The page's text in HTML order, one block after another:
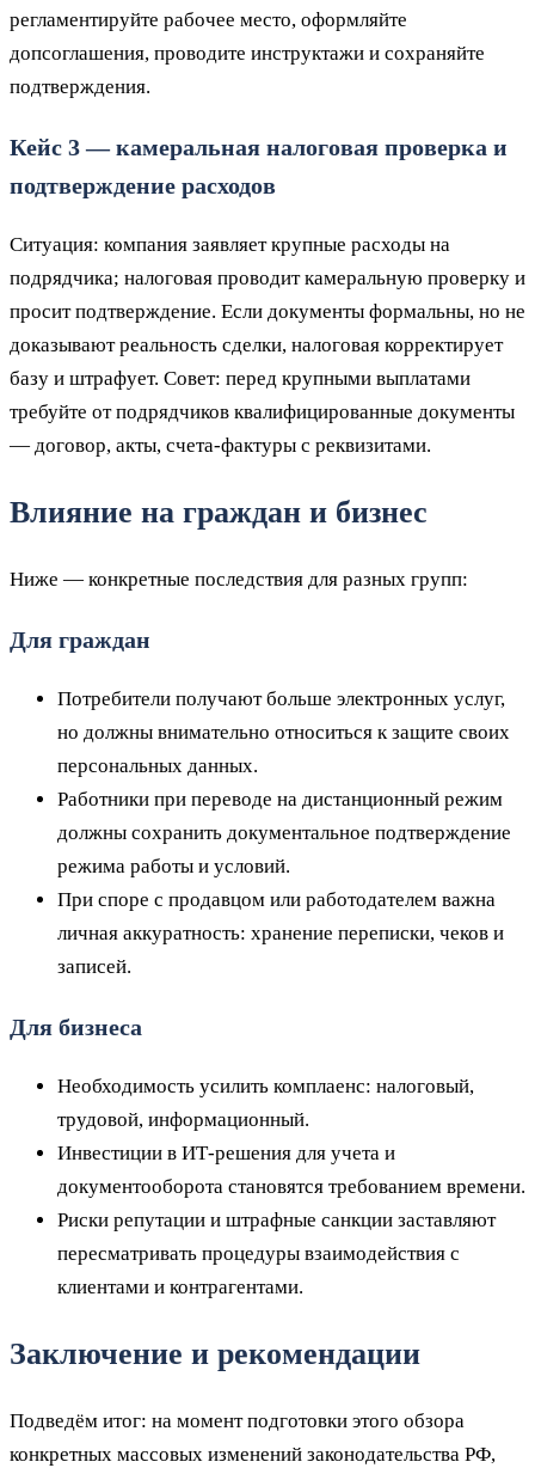
регламентируйте рабочее место, оформляйте
допсоглашения, проводите инструктажи и сохраняйте
подтверждения.
Кейс 3 — камеральная налоговая проверка и
подтверждение расходов
Ситуация: компания заявляет крупные расходы на
подрядчика; налоговая проводит камеральную проверку и
просит подтверждение. Если документы формальны, но не
доказывают реальность сделки, налоговая корректирует
базу и штрафует. Совет: перед крупными выплатами
требуйте от подрядчиков квалифицированные документы
— договор, акты, счета-фактуры с реквизитами.
Влияние на граждан и бизнес
Ниже — конкретные последствия для разных групп:
Для граждан
Потребители получают больше электронных услуг,
но должны внимательно относиться к защите своих
персональных данных.
Работники при переводе на дистанционный режим
должны сохранить документальное подтверждение
режима работы и условий.
При споре с продавцом или работодателем важна
личная аккуратность: хранение переписки, чеков и
записей.
Для бизнеса
Необходимость усилить комплаенс: налоговый,
трудовой, информационный.
Инвестиции в ИТ-решения для учета и
документооборота становятся требованием времени.
Риски репутации и штрафные санкции заставляют
пересматривать процедуры взаимодействия с
клиентами и контрагентами.
Заключение и рекомендации
Подведём итог: на момент подготовки этого обзора
конкретных массовых изменений законодательства РФ,